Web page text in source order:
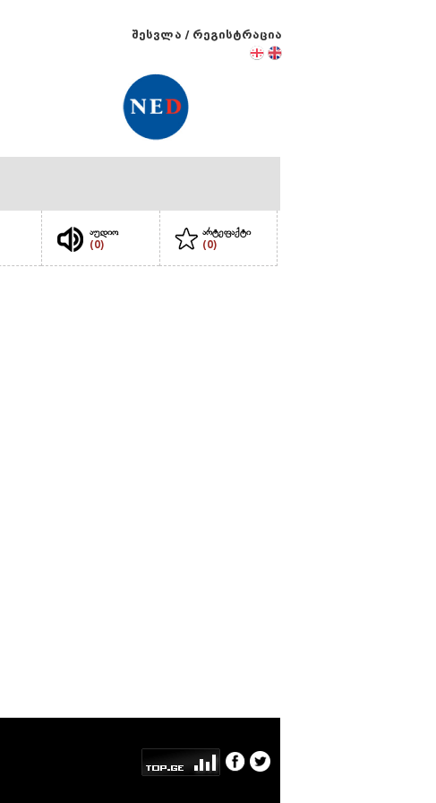
შესვლა / რეგისტრაცია
აუდიო
(0)
არტეფაქტი
(0)